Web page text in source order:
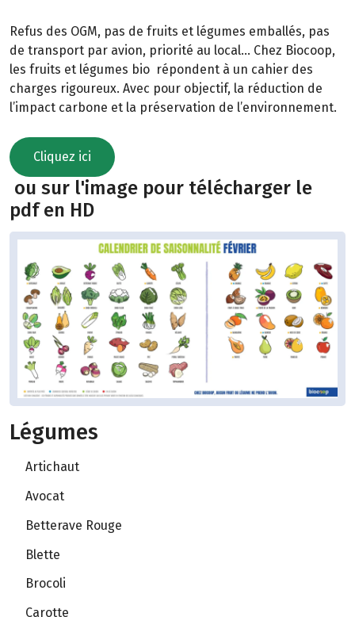
Refus des OGM, pas de fruits et légumes emballés, pas
de transport par avion, priorité au local… Chez Biocoop,
les fruits et légumes bio répondent à un cahier des
charges rigoureux. Avec pour objectif, la réduction de
l’impact carbone et la préservation de l’environnement.
Cliquez ici
ou sur l'image pour télécharger le
pdf en HD
Légumes
Artichaut
Avocat
Betterave Rouge
Blette
Brocoli
Carotte